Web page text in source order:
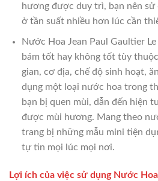
hương được duy trì, bạn nên
ở tần suất nhiều hơn lúc cần
Nước Hoa Jean Paul Gaultier
bám tốt hay không tốt tùy
gian, cơ địa, chế độ sinh hoạt,
dụng một loại nước hoa trong
bạn bị quen mùi, dẫn đến hiện
được mùi hương. Mang theo
trang bị những mẫu mini tiện
tự tin mọi lúc mọi nơi.
Lợi ích của việc sử dụng Nước